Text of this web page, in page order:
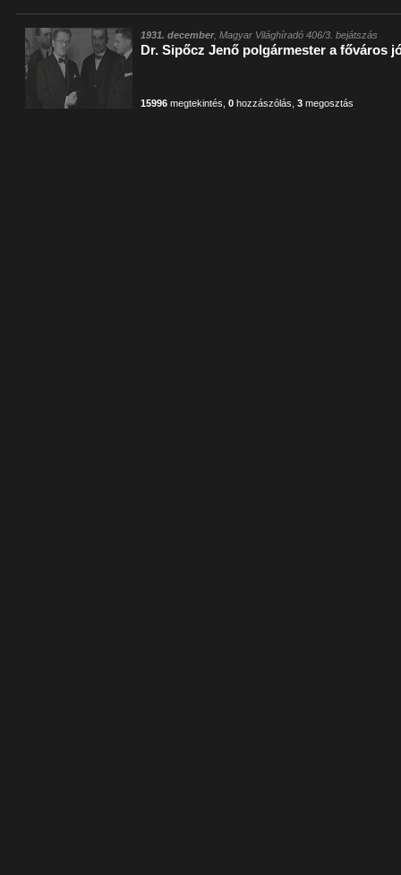
1931. december, Magyar Világhíradó 406/3. bejátszás
Dr. Sipőcz Jenő polgármester a főváros
15996 megtekintés ,0 hozzászólás ,3 megosztás